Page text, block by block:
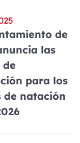
de
las
de
para los
de natación